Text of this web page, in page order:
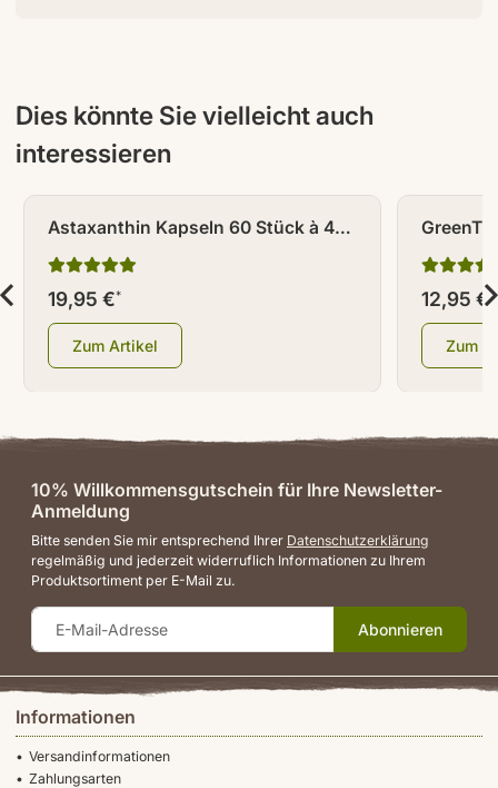
Dies könnte Sie vielleicht auch
interessieren
Astaxanthin Kapseln 60 Stück à 4
mg
19,95 €*
Zum Artikel
12,95 €*
Zum
Informationen
Versandinformationen
Zahlungsarten
10% Willkommensgutschein für Ihre Newsletter-
Anmeldung
Bitte senden Sie mir entsprechend Ihrer Datenschutzerklärung
regelmäßig und jederzeit widerruflich Informationen zu Ihrem
Produktsortiment per E-Mail zu.
Abonnieren